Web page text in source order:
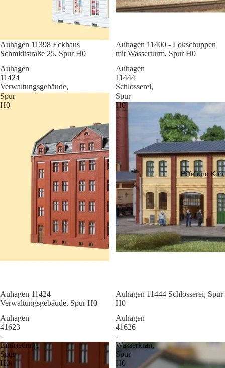
Hilfe und
Sale
Auhagen 11398 Eckhaus
Schmidtstraße 25, Spur H0
Sale
Auhagen 11400 - Lokschuppen
mit Wasserturm, Spur H0
Auhagen
11424
Verwaltungsgebäude,
Spur
H0
Sale
Auhagen 11424
Verwaltungsgebäude, Spur H0
Auhagen
11444
Schlosserei,
Spur
H0
Sale
Auhagen 11444 Schlosserei, Spur
H0
Auhagen
41623
-
Einfriedung,
Spur
H0
Auhagen
41626
-
Wasserkran,
Spur
H0